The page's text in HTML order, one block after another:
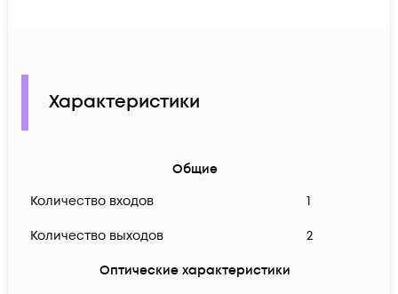
Характеристики
Общие
Количество входов
1
Количество выходов 2
Оптические характеристики